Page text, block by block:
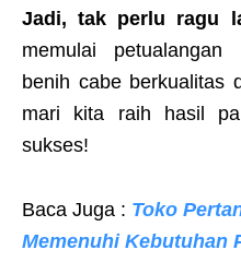
Jadi, tak perlu ragu
memulai
benih cabe berkualitas
mari kita raih hasil
sukses!
Baca Juga : Toko
Memenuhi Kebutuhan